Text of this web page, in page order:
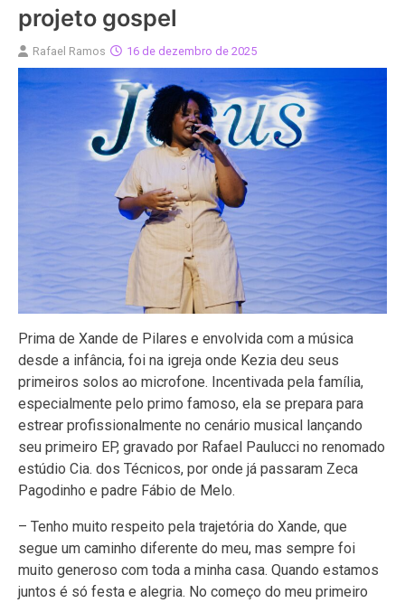
projeto gospel
Rafael Ramos 16 de dezembro de 2025
Prima de Xande de Pilares e envolvida com a música
desde a infância, foi na igreja onde Kezia deu seus
primeiros solos ao microfone. Incentivada pela família,
especialmente pelo primo famoso, ela se prepara para
estrear profissionalmente no cenário musical lançando
seu primeiro EP, gravado por Rafael Paulucci no renomado
estúdio Cia. dos Técnicos, por onde já passaram Zeca
Pagodinho e padre Fábio de Melo.
– Tenho muito respeito pela trajetória do Xande, que
segue um caminho diferente do meu, mas sempre foi
muito generoso com toda a minha casa. Quando estamos
juntos é só festa e alegria. No começo do meu primeiro